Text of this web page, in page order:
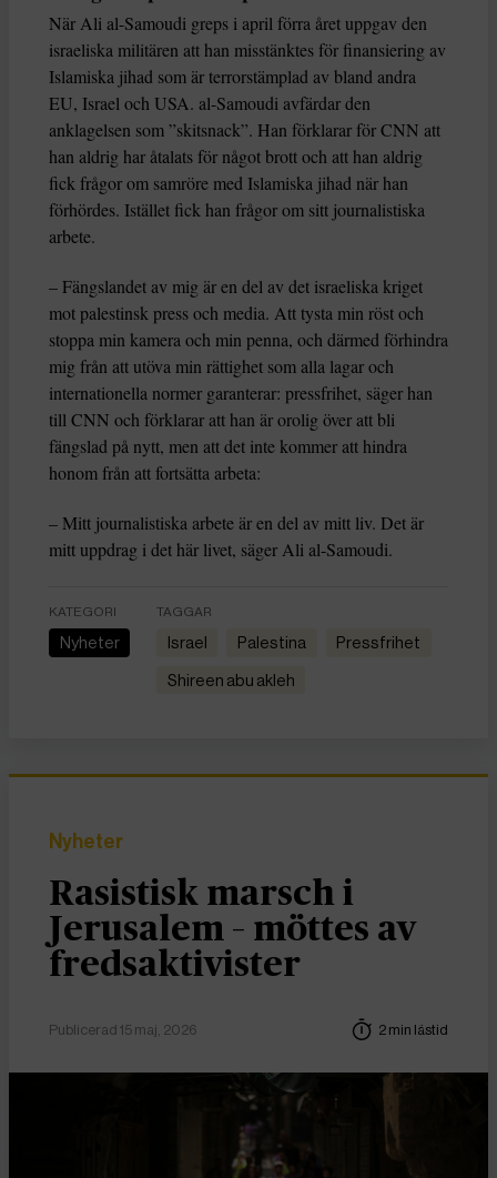
När Ali al-Samoudi greps i april förra året uppgav den
israeliska militären att han misstänktes för finansiering av
Islamiska jihad som är terrorstämplad av bland andra
EU, Israel och USA. al-Samoudi avfärdar den
anklagelsen som ”skitsnack”. Han förklarar för CNN att
han aldrig har åtalats för något brott och att han aldrig
fick frågor om samröre med Islamiska jihad när han
förhördes. Istället fick han frågor om sitt journalistiska
arbete.
– Fängslandet av mig är en del av det israeliska kriget
mot palestinsk press och media. Att tysta min röst och
stoppa min kamera och min penna, och därmed förhindra
mig från att utöva min rättighet som alla lagar och
internationella normer garanterar: pressfrihet, säger han
till CNN och förklarar att han är orolig över att bli
fängslad på nytt, men att det inte kommer att hindra
honom från att fortsätta arbeta:
– Mitt journalistiska arbete är en del av mitt liv. Det är
mitt uppdrag i det här livet, säger Ali al-Samoudi.
KATEGORI
Nyheter
TAGGAR
Israel Palestina Pressfrihet
shireen abu akleh
Nyheter
Rasistisk marsch i
Jerusalem – möttes av
fredsaktivister
Publicerad 15 maj, 2026 2 min lästid